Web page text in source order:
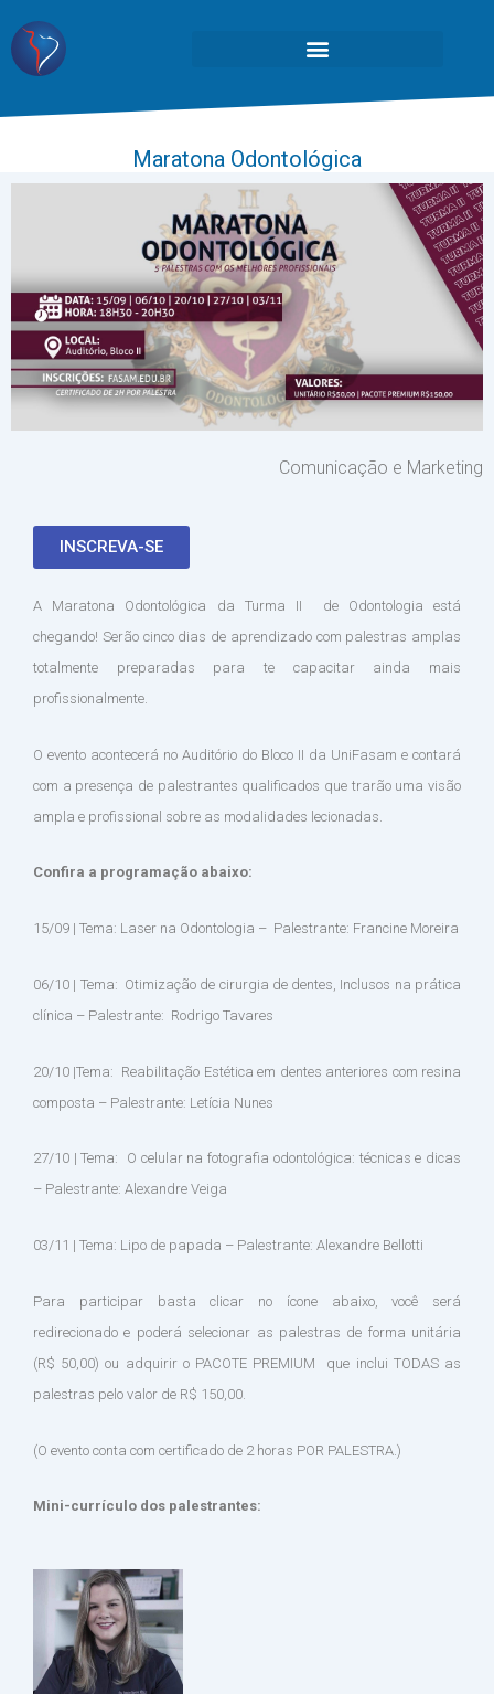
Maratona Odontológica
Comunicação e Marketing
INSCREVA-SE
A Maratona Odontológica da Turma II de Odontologia está
chegando! Serão cinco dias de aprendizado com palestras amplas
totalmente preparadas para te capacitar ainda mais
profissionalmente.
O evento acontecerá no Auditório do Bloco II da UniFasam e contará
com a presença de palestrantes qualificados que trarão uma visão
ampla e profissional sobre as modalidades lecionadas.
Confira a programação abaixo:
15/09 | Tema: Laser na Odontologia – Palestrante: Francine Moreira
06/10 | Tema: Otimização de cirurgia de dentes, Inclusos na prática
clínica – Palestrante: Rodrigo Tavares
20/10 |Tema: Reabilitação Estética em dentes anteriores com resina
composta – Palestrante: Letícia Nunes
27/10 | Tema: O celular na fotografia odontológica: técnicas e dicas
– Palestrante: Alexandre Veiga
03/11 | Tema: Lipo de papada – Palestrante: Alexandre Bellotti
Para participar basta clicar no ícone abaixo, você será
redirecionado e poderá selecionar as palestras de forma unitária
(R$ 50,00) ou adquirir o PACOTE PREMIUM que inclui TODAS as
palestras pelo valor de R$ 150,00.
(O evento conta com certificado de 2 horas POR PALESTRA.)
Mini-currículo dos palestrantes: